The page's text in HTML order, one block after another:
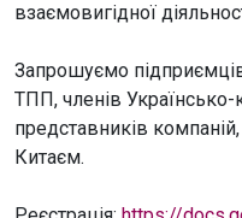
взаємовигідної
Запрошуємо
ТПП, членів Українсько-
представників компаній,
Китаєм.